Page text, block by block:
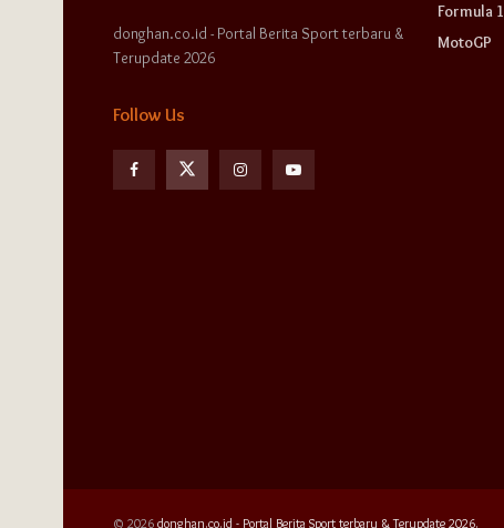
donghan.co.id - Portal Berita Sport terbaru &
Terupdate 2026
Follow Us
Formula 1
MotoGP
© 2026 donghan.co.id - Portal Berita Sport terbaru & Terupdate 2026.